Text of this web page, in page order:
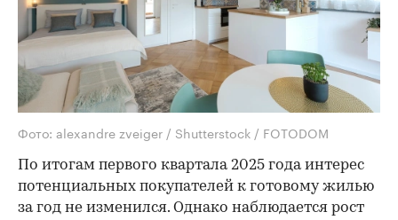
Фото: alexandre zveiger / Shutterstock / FOTODOM
По итогам первого квартала 2025 года интерес
потенциальных покупателей к готовому жилью
за год не изменился. Однако наблюдается рост